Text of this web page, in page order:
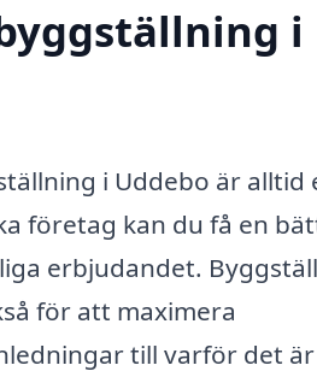
i
i Uddebo är alltid
företag kan du få en
erbjudandet.
för att maximera
till varför det